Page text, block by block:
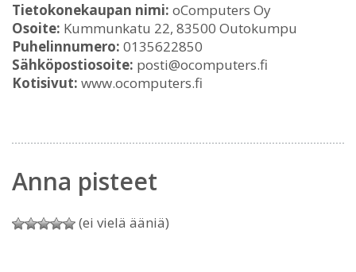
Tietokonekaupan nimi: oComputers Oy
Osoite: Kummunkatu 22, 83500 Outokumpu
Puhelinnumero: 0135622850
Sähköpostiosoite: posti@ocomputers.fi
Kotisivut: www.ocomputers.fi
Anna pisteet
(ei vielä ääniä)